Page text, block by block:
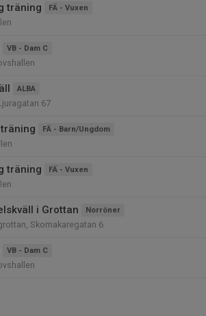
träning FÄ - Vuxen
VB - Dam C
ALBA
67
FÄ - Barn/Ungdom
träning FÄ - Vuxen
i Grottan Norröner
Skomakaregatan 6
VB - Dam C